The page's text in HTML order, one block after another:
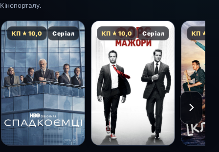
Кінопорталу.
КП ★ 10,0 Серіал КП ★ 10,0 Серіал КП ★